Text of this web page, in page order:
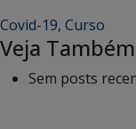
Covid-19, Curso
Veja Também
Sem posts